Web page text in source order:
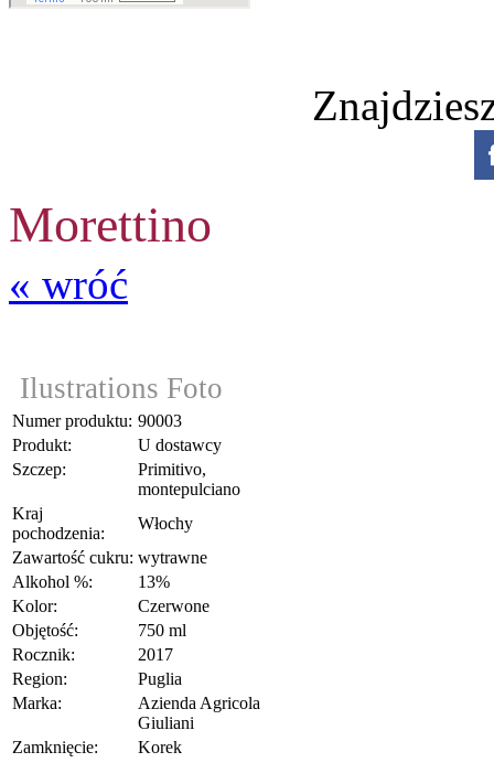
Morettino
« wróć
Ilustrations Foto
Numer produktu: 90003
Produkt:
U dostawcy
Szczep:
Primitivo,
montepulciano
Kraj
pochodzenia:
Włochy
Zawartość cukru: wytrawne
Alkohol %:
13%
Kolor:
Czerwone
Objętość:
750 ml
Rocznik:
2017
Region:
Puglia
Marka:
Azienda Agricola
Giuliani
Zamknięcie:
Korek